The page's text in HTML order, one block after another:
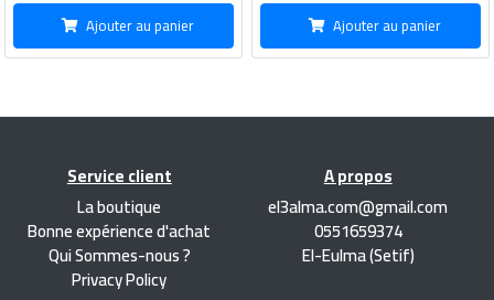
Ajouter au panier Ajouter au panier
Service client
La boutique
Bonne expérience d'achat
Qui Sommes-nous ?
Privacy Policy
A propos
el3alma.com@gmail.com
0551659374
El-Eulma (Setif)